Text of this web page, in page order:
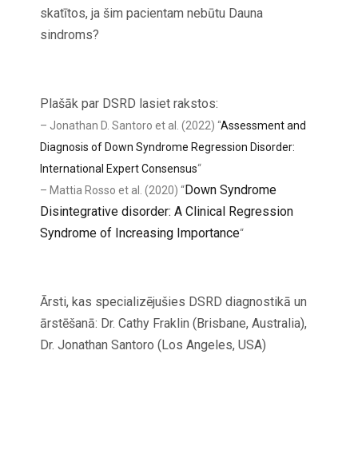
skatītos, ja šim pacientam nebūtu Dauna
sindroms?
Plašāk par DSRD lasiet rakstos:
– Jonathan D. Santoro et al. (2022) “Assessment and
Diagnosis of Down Syndrome Regression Disorder:
International Expert Consensus“
– Mattia Rosso et al. (2020) “Down Syndrome
Disintegrative disorder: A Clinical Regression
Syndrome of Increasing Importance“
Ārsti, kas specializējušies DSRD diagnostikā un
ārstēšanā: Dr. Cathy Fraklin (Brisbane, Australia),
Dr. Jonathan Santoro (Los Angeles, USA)